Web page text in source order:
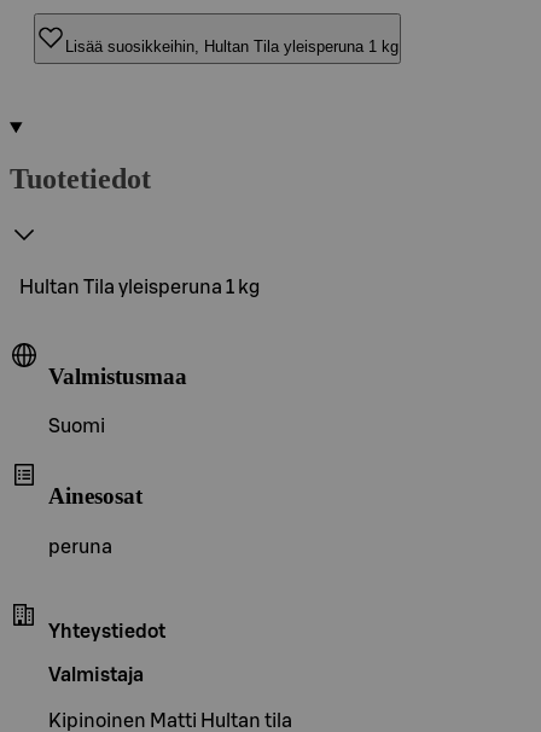
Lisää suosikkeihin, Hultan Tila yleisperuna 1 kg
Tuotetiedot
Hultan Tila yleisperuna 1 kg
Valmistusmaa
Suomi
Ainesosat
peruna
Yhteystiedot
Valmistaja
Kipinoinen Matti Hultan tila